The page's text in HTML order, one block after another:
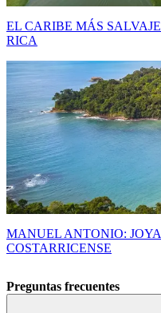
EL CARIBE MÁS
RICA
MANUEL ANTONIO:
COSTARRICENSE
Preguntas frecuentes